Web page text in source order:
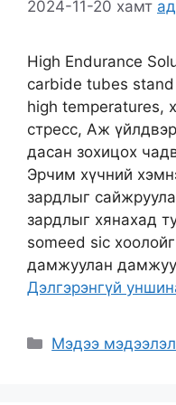
2024-11-20 хамт
High Endurance
carbide tubes
high temperatures,
стресс, Аж
дасан зохицох
Эрчим хүчний
зардлыг
зардлыг хянахад
someed sic
дамжуулан
Дэлгэрэнгүй
Ангилал
Мэдээ мэдээлэл